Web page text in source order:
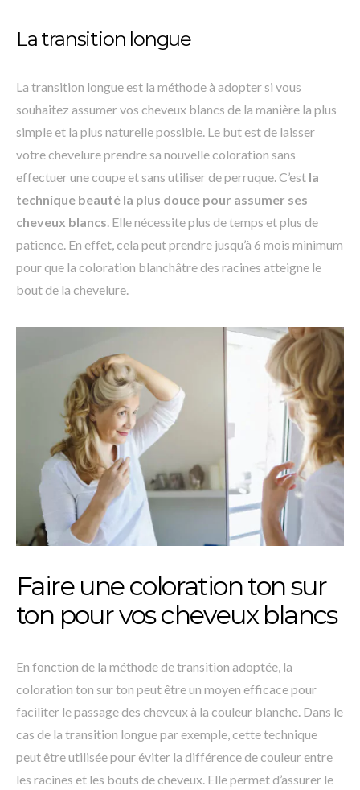
La transition longue
La transition longue est la méthode à adopter si vous
souhaitez assumer vos cheveux blancs de la manière la plus
simple et la plus naturelle possible. Le but est de laisser
votre chevelure prendre sa nouvelle coloration sans
effectuer une coupe et sans utiliser de perruque. C’est la
technique beauté la plus douce pour assumer ses
cheveux blancs. Elle nécessite plus de temps et plus de
patience. En effet, cela peut prendre jusqu’à 6 mois minimum
pour que la coloration blanchâtre des racines atteigne le
bout de la chevelure.
Faire une coloration ton sur
ton pour vos cheveux blancs
En fonction de la méthode de transition adoptée, la
coloration ton sur ton peut être un moyen efficace pour
faciliter le passage des cheveux à la couleur blanche. Dans le
cas de la transition longue par exemple, cette technique
peut être utilisée pour éviter la différence de couleur entre
les racines et les bouts de cheveux. Elle permet d’assurer le